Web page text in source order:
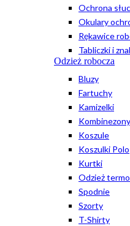
Ochrona
Okulary
Rękawice
Tabliczki i
Odzież robocza
Bluzy
Fartuchy
Kamizelki
Kombinezony
Koszule
Koszulki Polo
Kurtki
Odzież
Spodnie
Szorty
T-Shirty